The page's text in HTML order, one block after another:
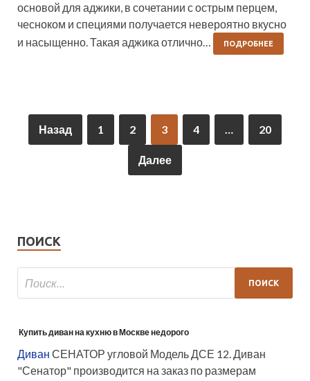
основой для аджики, в сочетании с острым перцем,
чесноком и специями получается невероятно вкусно
и насыщенно. Такая аджика отлично…
ПОДРОБНЕЕ
Назад 1 2 3 4 … 20
Далее
ПОИСК
Купить диван на кухню в Москве недорого
Диван СЕНАТОР угловой Модель ДСЕ 12. Диван
"Сенатор" производится на заказ по размерам